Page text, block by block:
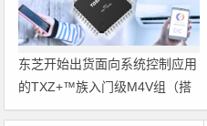
东芝开始出货面向系统控制应用
的TXZ+™族入门级M4V组（搭
载Arm Cortex‑M4内核的标准微